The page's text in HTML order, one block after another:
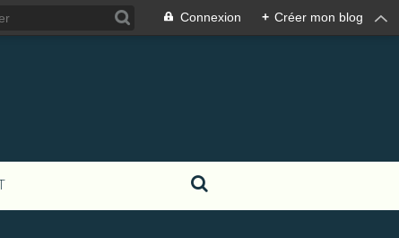
Connexion + Créer mon blog